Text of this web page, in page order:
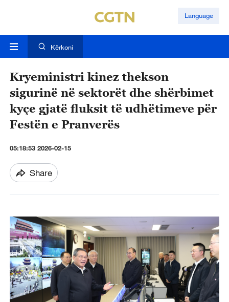
Language
Kërkoni
Kryeministri kinez thekson
sigurinë në sektorët dhe shërbimet
kyçe gjatë fluksit të udhëtimeve për
Festën e Pranverës
05:18:53 2026-02-15
Share